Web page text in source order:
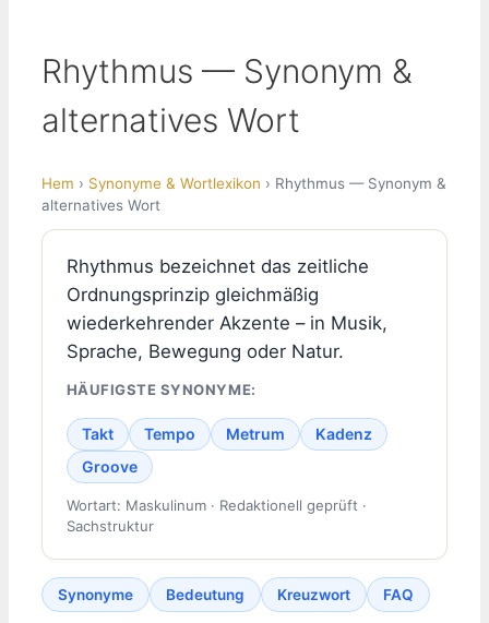
Rhythmus — Synonym &
alternatives Wort
Hem › Synonyme & Wortlexikon › Rhythmus — Synonym &
alternatives Wort
Rhythmus bezeichnet das zeitliche
Ordnungsprinzip gleichmäßig
wiederkehrender Akzente – in Musik,
Sprache, Bewegung oder Natur.
HÄUFIGSTE SYNONYME:
Takt Tempo Metrum
Kadenz
Groove
Wortart: Maskulinum · Redaktionell geprüft ·
Sachstruktur
Synonyme Bedeutung Kreuzwort FAQ